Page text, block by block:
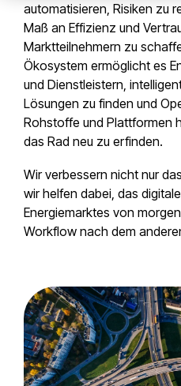
automatisieren, Risiken zu
Maß an Effizienz und
Marktteilnehmern zu
Ökosystem ermöglicht es
und Dienstleistern,
Lösungen zu finden und
Rohstoffe und Plattformen
das Rad neu zu erfinden.
Wir verbessern nicht nur
wir helfen dabei, das
Energiemarktes von
Workflow nach dem